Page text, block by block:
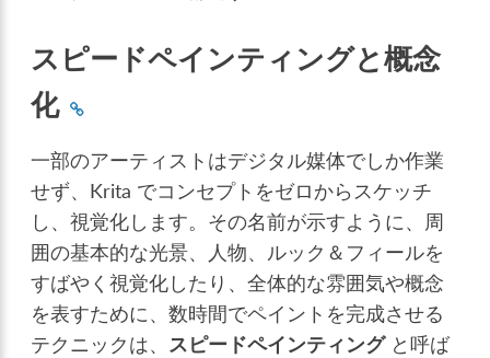
スピードペインティングと概念
化
一部のアーティストはデジタル媒体でしか作業
せず、Krita でコンセプトをゼロからスケッチ
し、視覚化します。その名前が示すように、周
囲の基本的な光景、人物、ルック＆フィールを
すばやく視覚化したり、全体的な雰囲気や概念
を表すために、数時間でペイントを完成させる
テクニックは、 スピードペインティングと呼ば